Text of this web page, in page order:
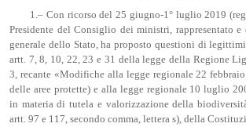
1.– Con ricorso del 25 giugno-1° luglio 2019
Presidente del Consiglio dei ministri, rappresentato e
generale dello Stato, ha proposto questioni di
artt. 7, 8, 10, 22, 23 e 31 della legge della Regione
3, recante «Modifiche alla legge regionale 22
delle aree protette) e alla legge regionale 10 luglio
in materia di tutela e valorizzazione della
artt. 97 e 117, secondo comma, lettera s), della